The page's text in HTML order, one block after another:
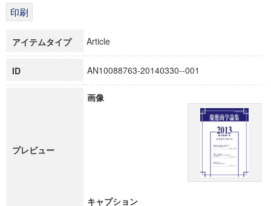
博士課程教育リーディングプログラム「超成熟社会発展のサ
アイテムタイプ Article
ID AN10088763-20140330--001
プレビュー
画像
キャプション